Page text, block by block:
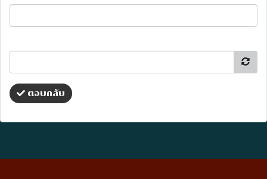
ตอบกลับ